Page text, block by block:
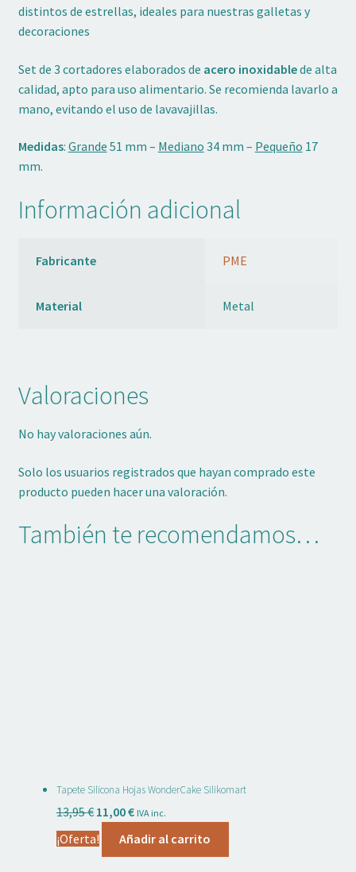
distintos de estrellas, ideales para nuestras galletas y
decoraciones
Set de 3 cortadores elaborados de acero inoxidablede alta
calidad, apto para uso alimentario. Se recomienda lavarlo a
mano, evitando el uso de lavavajillas.
Medidas: Grande 51 mm – Mediano 34 mm – Pequeño 17
mm.
Información adicional
Fabricante PME
Material Metal
Valoraciones
No hay valoraciones aún.
Solo los usuarios registrados que hayan comprado este
producto pueden hacer una valoración.
También te recomendamos…
Tapete Silicona Hojas WonderCake Silikomart
13,95€ El
precio
original
11,00€ElIVA inc.
¡Oferta! Añadir al carrito